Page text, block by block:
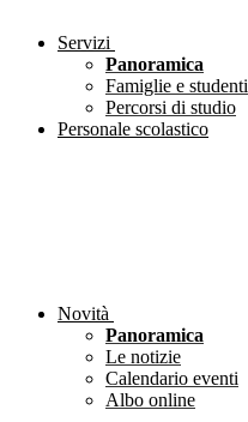
Servizi
Panoramica
Famiglie e studenti
Percorsi di studio
Personale scolastico
Novità
Panoramica
Le notizie
Calendario eventi
Albo online